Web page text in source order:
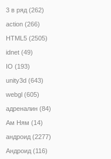
3 в ряд (262)
action (266)
HTML5 (2505)
idnet (49)
IO (193)
unity3d (643)
webgl (605)
адреналин (84)
Ам Ням (14)
андроид (2277)
Андроид (116)